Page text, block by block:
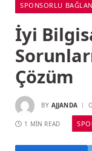
SPONSORLU
İyi
Çözüm
BY AJJANDA
1 MIN READ